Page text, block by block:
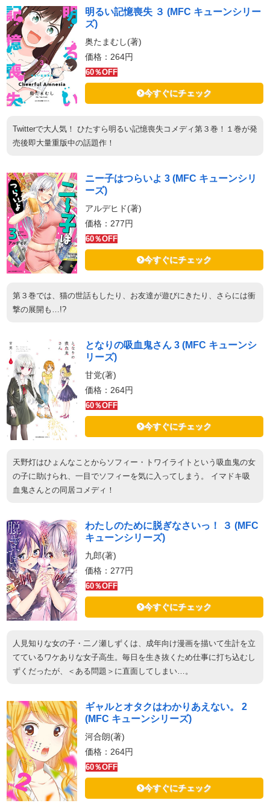
明るい記憶喪失 ３ (MFC キューンシリー
ズ)
奥たまむし(著)
価格：264円
60％OFF
今すぐにチェック
Twitterで大人気！ ひたすら明るい記憶喪失コメディ第３巻！１巻が発
売後即大量重版中の話題作！
ニー子はつらいよ 3 (MFC キューンシリ
ーズ)
アルデヒド(著)
価格：277円
60％OFF
今すぐにチェック
第３巻では、猫の世話もしたり、お友達が遊びにきたり、さらには衝
撃の展開も…!?
となりの吸血鬼さん 3 (MFC キューンシ
リーズ)
甘党(著)
価格：264円
60％OFF
今すぐにチェック
天野灯はひょんなことからソフィー・トワイライトという吸血鬼の女
の子に助けられ、一目でソフィーを気に入ってしまう。 イマドキ吸
血鬼さんとの同居コメディ！
わたしのために脱ぎなさいっ！ ３ (MFC
キューンシリーズ)
九郎(著)
価格：277円
60％OFF
今すぐにチェック
人見知りな女の子・二ノ瀬しずくは、成年向け漫画を描いて生計を立
てているワケありな女子高生。毎日を生き抜くため仕事に打ち込むし
ずくだったが、＜ある問題＞に直面してしまい…。
ギャルとオタクはわかりあえない。 2
(MFC キューンシリーズ)
河合朗(著)
価格：264円
60％OFF
今すぐにチェック